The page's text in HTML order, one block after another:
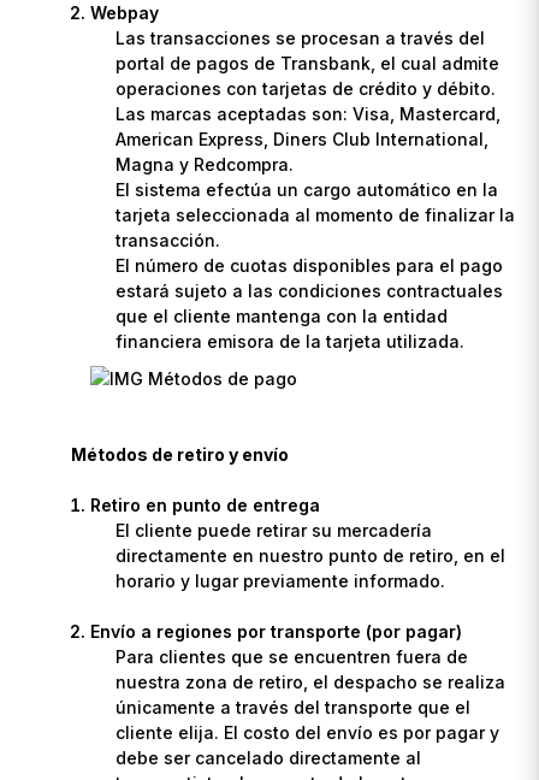
Webpay
Las transacciones se procesan a través del
portal de pagos de Transbank, el cual admite
operaciones con tarjetas de crédito y débito.
Las marcas aceptadas son: Visa, Mastercard,
American Express, Diners Club International,
Magna y Redcompra.
El sistema efectúa un cargo automático en la
tarjeta seleccionada al momento de finalizar la
transacción.
El número de cuotas disponibles para el pago
estará sujeto a las condiciones contractuales
que el cliente mantenga con la entidad
financiera emisora de la tarjeta utilizada.
Métodos de retiro y envío
Retiro en punto de entrega
El cliente puede retirar su mercadería
directamente en nuestro punto de retiro, en el
horario y lugar previamente informado.
Envío a regiones por transporte (por pagar)
Para clientes que se encuentren fuera de
nuestra zona de retiro, el despacho se realiza
únicamente a través del transporte que el
cliente elija. El costo del envío es por pagar y
debe ser cancelado directamente al